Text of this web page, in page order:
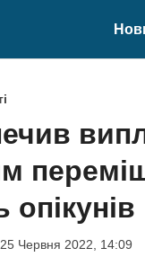
опікунів
25 Червня 2022, 14:09